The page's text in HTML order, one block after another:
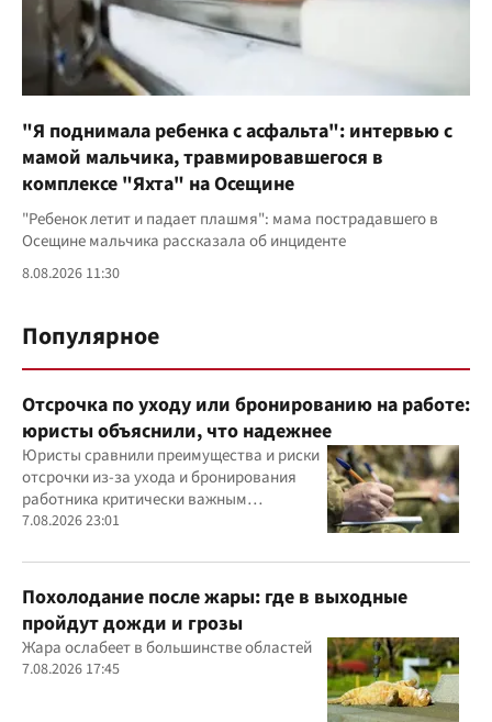
"Я поднимала ребенка с асфальта": интервью с
мамой мальчика, травмировавшегося в
комплексе "Яхта" на Осещине
"Ребенок летит и падает плашмя": мама пострадавшего в
Осещине мальчика рассказала об инциденте
8.08.2026 11:30
Популярное
Отсрочка по уходу или бронированию на работе:
юристы объяснили, что надежнее
Юристы сравнили преимущества и риски
отсрочки из-за ухода и бронирования
работника критически важным
предприятием
7.08.2026 23:01
Похолодание после жары: где в выходные
пройдут дожди и грозы
Жара ослабеет в большинстве областей
7.08.2026 17:45